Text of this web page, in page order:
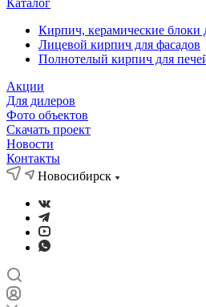
Каталог
Кирпич, керамические блоки
Лицевой кирпич для фасадов
Полнотелый кирпич для
Акции
Для дилеров
Фото объектов
Скачать проект
Новости
Контакты
Новосибирск